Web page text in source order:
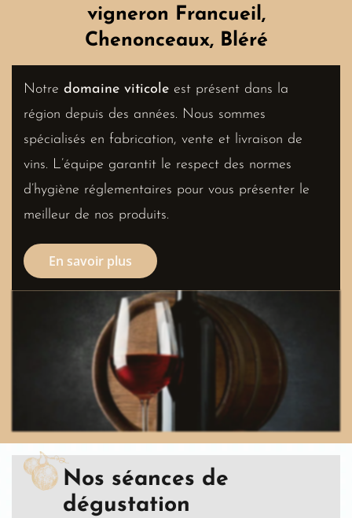
vigneron Francueil,
Chenonceaux, Bléré
Notre domaine viticole est présent dans la
région depuis des années. Nous sommes
spécialisés en fabrication, vente et livraison de
vins. L’équipe garantit le respect des normes
d’hygiène réglementaires pour vous présenter le
meilleur de nos produits.
En savoir plus
Nos séances de
dégustation